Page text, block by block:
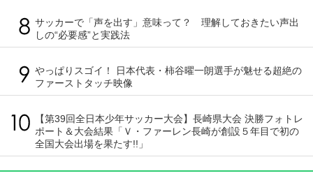
サッカーで「声を出す」意味って？ 理解しておきたい声出
しの“必要感”と実践法
やっぱりスゴイ！ 日本代表・柿谷曜一朗選手が魅せる超絶の
ファーストタッチ映像
【第39回全日本少年サッカー大会】長崎県大会 決勝フォトレ
ポート＆大会結果「Ｖ・ファーレン長崎が創設５年目で初の
全国大会出場を果たす!!」